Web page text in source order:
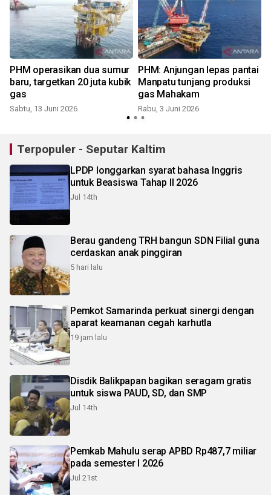
PHM operasikan dua sumur
baru, targetkan 20 juta kubik
gas
Sabtu, 13 Juni 2026
PHM: Anjungan lepas pantai
Manpatu tunjang produksi
gas Mahakam
Rabu, 3 Juni 2026
Terpopuler - Seputar Kaltim
LPDP longgarkan syarat bahasa Inggris
untuk Beasiswa Tahap II 2026
Jul 14th
Berau gandeng TRH bangun SDN Filial guna
cerdaskan anak pinggiran
5 hari lalu
Pemkot Samarinda perkuat sinergi dengan
aparat keamanan cegah karhutla
19 jam lalu
Disdik Balikpapan bagikan seragam gratis
untuk siswa PAUD, SD, dan SMP
Jul 14th
Pemkab Mahulu serap APBD Rp487,7 miliar
pada semester I 2026
Jul 21st